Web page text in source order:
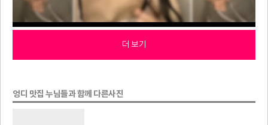
더 보기
엉디 맛집 누님들과 함께 다른사진